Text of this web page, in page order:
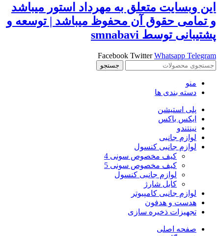
اين وبسايت متعلق به مهرداد استور ميباشد
و تمامی حقوق آن محفوظ ميباشد | توسعه و
پشتیبانی توسط smnabavi
Facebook Twitter Whatsapp Telegram
جستجو
منو
دسته بندی ها
پلی استیشن
ایکس باکس
نینتندو
لوازم جانبی
لوازم جانبی کنسول
کیف مخصوص سونی 4
کیف مخصوص سونی 5
لوازم جانبی کنسول
کابل شارژ
لوازم جانبی کامپیوتر
هدست و هدفون
تجهیزات ذخیره سازی
صفحه اصلی